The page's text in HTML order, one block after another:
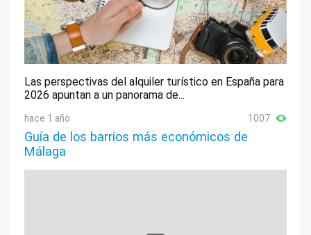
Las perspectivas del alquiler turístico en España para
2026 apuntan a un panorama de...
hace 1 año 1007
Guía de los barrios más económicos de
Málaga